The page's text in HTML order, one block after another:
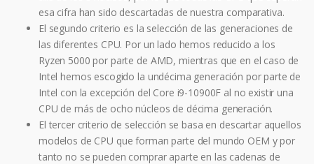
esa cifra han sido descartadas de nuestra comparativa.
El segundo criterio es la selección de las generaciones de
las diferentes CPU. Por un lado hemos reducido a los
Ryzen 5000 por parte de AMD, mientras que en el caso de
Intel hemos escogido la undécima generación por parte de
Intel con la excepción del Core i9-10900F al no existir una
CPU de más de ocho núcleos de décima generación.
El tercer criterio de selección se basa en descartar aquellos
modelos de CPU que forman parte del mundo OEM y por
tanto no se pueden comprar aparte en las cadenas de